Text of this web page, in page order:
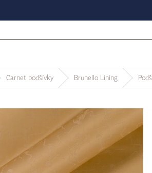
Carnet podšívky Brunello Lining